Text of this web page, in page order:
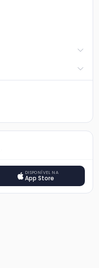
DISPONÍVEL NA
App Store